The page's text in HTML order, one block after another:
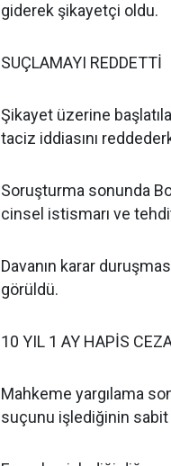
giderek şikayetçi oldu.
SUÇLAMAYI REDDETTİ
Şikayet üzerine
taciz iddiasını
Soruşturma sonunda
cinsel istismarı ve
Davanın karar
görüldü.
10 YIL 1 AY HAPİS
Mahkeme yargılama
suçunu işlediğinin